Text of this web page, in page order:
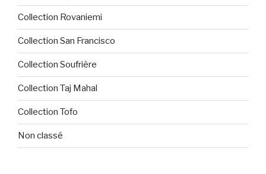
Collection Rovaniemi
Collection San Francisco
Collection Soufrière
Collection Taj Mahal
Collection Tofo
Non classé